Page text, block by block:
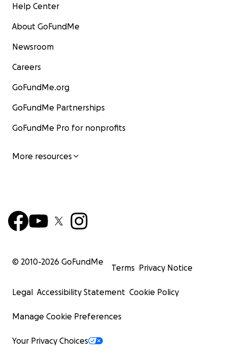
Help Center
About GoFundMe
Newsroom
Careers
GoFundMe.org
GoFundMe Partnerships
GoFundMe Pro for nonprofits
More resources
© 2010-2026 GoFundMe
Terms Privacy Notice
Legal Accessibility Statement Cookie Policy
Manage Cookie Preferences
Your Privacy Choices